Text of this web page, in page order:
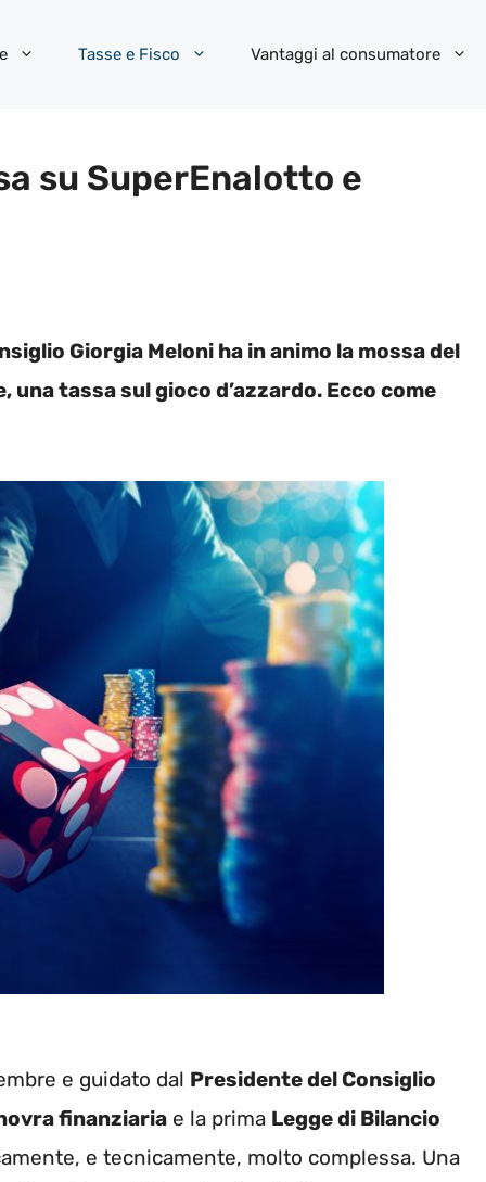
Tasse e Fisco Vantaggi al consumatore
su SuperEnalotto e
Giorgia Meloni ha in animo la mossa del
tassa sul gioco d’azzardo. Ecco come
e guidato dal Presidente del Consiglio
finanziaria e la prima Legge di Bilancio
e tecnicamente, molto complessa. Una